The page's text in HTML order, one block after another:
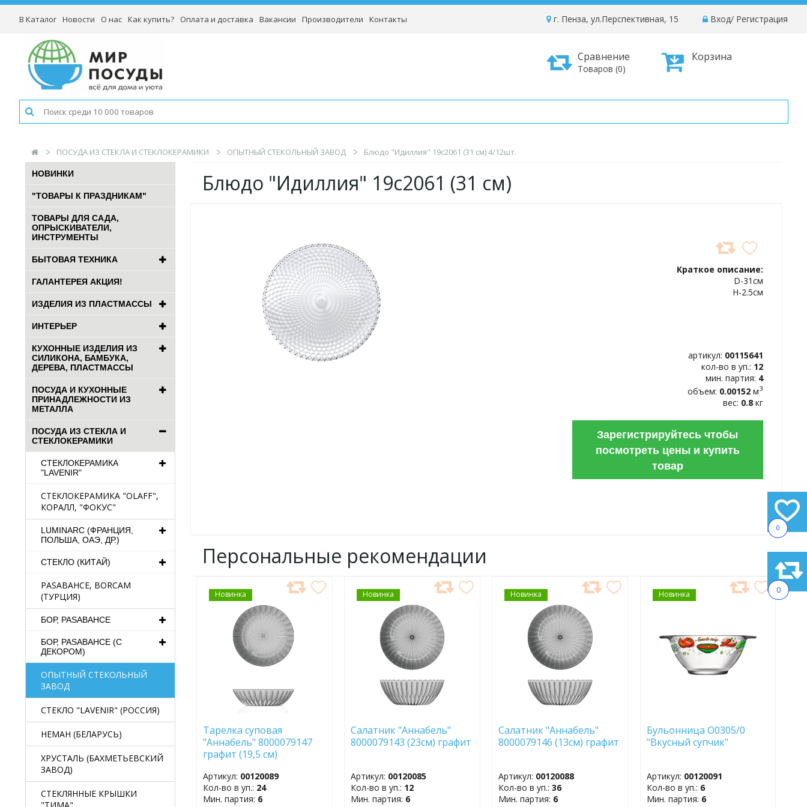
0
0
В Каталог Новости О нас Как купить? Оплата и доставка Вакансии Производители Контакты Вход/ Регистрация
г. Пенза, ул.Перспективная, 15
Корзина
Сравнение
Товаров (0)
ПОСУДА ИЗ СТЕКЛА И СТЕКЛОКЕРАМИКИ ОПЫТНЫЙ СТЕКОЛЬНЫЙ ЗАВОД Блюдо "Идиллия" 19с2061 (31 см) 4/12шт.
НОВИНКИ
"ТОВАРЫ К ПРАЗДНИКАМ"
ТОВАРЫ ДЛЯ САДА,
ОПРЫСКИВАТЕЛИ,
ИНСТРУМЕНТЫ
БЫТОВАЯ ТЕХНИКА
ГАЛАНТЕРЕЯ АКЦИЯ!
ИЗДЕЛИЯ ИЗ ПЛАСТМАССЫ
ИНТЕРЬЕР
КУХОННЫЕ ИЗДЕЛИЯ ИЗ
СИЛИКОНА, БАМБУКА,
ДЕРЕВА, ПЛАСТМАССЫ
ПОСУДА И КУХОННЫЕ
ПРИНАДЛЕЖНОСТИ ИЗ
МЕТАЛЛА
ПОСУДА ИЗ СТЕКЛА И
СТЕКЛОКЕРАМИКИ
СТЕКЛОКЕРАМИКА
"LAVENIR"
СТЕКЛОКЕРАМИКА "OLAFF",
КОРАЛЛ, "ФОКУС"
LUMINARC (ФРАНЦИЯ,
ПОЛЬША, ОАЭ, ДР.)
СТЕКЛО (КИТАЙ)
PASABAHCE, BORCAM
(ТУРЦИЯ)
БОР, PASABAHCE
БОР, PASABAHCE (С
ДЕКОРОМ)
ОПЫТНЫЙ СТЕКОЛЬНЫЙ
ЗАВОД
СТЕКЛО "LAVENIR" (РОССИЯ)
НЕМАН (БЕЛАРУСЬ)
ХРУСТАЛЬ (БАХМЕТЬЕВСКИЙ
ЗАВОД)
СТЕКЛЯННЫЕ КРЫШКИ
Блюдо "Идиллия" 19с2061 (31 см)
Краткое описание:
D-31см
H-2.5cм
артикул: 00115641
кол-во в уп.: 12
мин. партия: 4
объем: 0.00152 м3
вес: 0.8 кг
Зарегистрируйтесь чтобы
посмотреть цены и купить
товар
Персональные рекомендации
Новинка
ДОБАВИТЬ
В
ИЗБРАННОЕ
Тарелка суповая
"Аннабель" 8000079147
графит (19,5 см)
Артикул: 00120089
Кол-во в уп.: 24
Мин. партия: 6
Новинка
ДОБАВИТЬ
В
ИЗБРАННОЕ
Салатник "Аннабель"
8000079143 (23см) графит
Артикул: 00120085
Кол-во в уп.: 12
Мин. партия: 6
Новинка
ДОБАВИТЬ
В
ИЗБРАННОЕ
Салатник "Аннабель"
8000079146 (13см) графит
Артикул: 00120088
Кол-во в уп.:36
Мин. партия: 6
Новинка
ДОБАВИТЬ
В
Бульонница O0305/0
"Вкусный супчик"
Артикул: 00120091
Кол-во в уп.: 6
Мин. партия: 6